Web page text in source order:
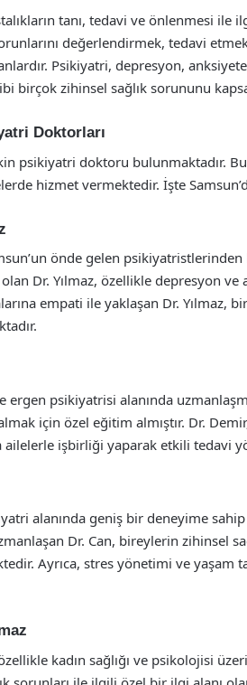
tanı, tedavi ve önlenmesi ile
değerlendirmek, tedavi
Psikiyatri, depresyon,
birçok zihinsel sağlık sorununu
Doktorları
psikiyatri doktoru bulunmaktadır.
hizmet vermektedir. İşte
önde gelen
olan Dr. Yılmaz, özellikle depresyon
empati ile yaklaşan Dr.
ergen psikiyatrisi alanında
için özel eğitim almıştır. Dr.
ailelerle işbirliği yaparak etkili tedavi
alanında geniş bir deneyime
Dr. Can, bireylerin zihinsel
Ayrıca, stres yönetimi ve yaşam
kadın sağlığı ve psikolojisi